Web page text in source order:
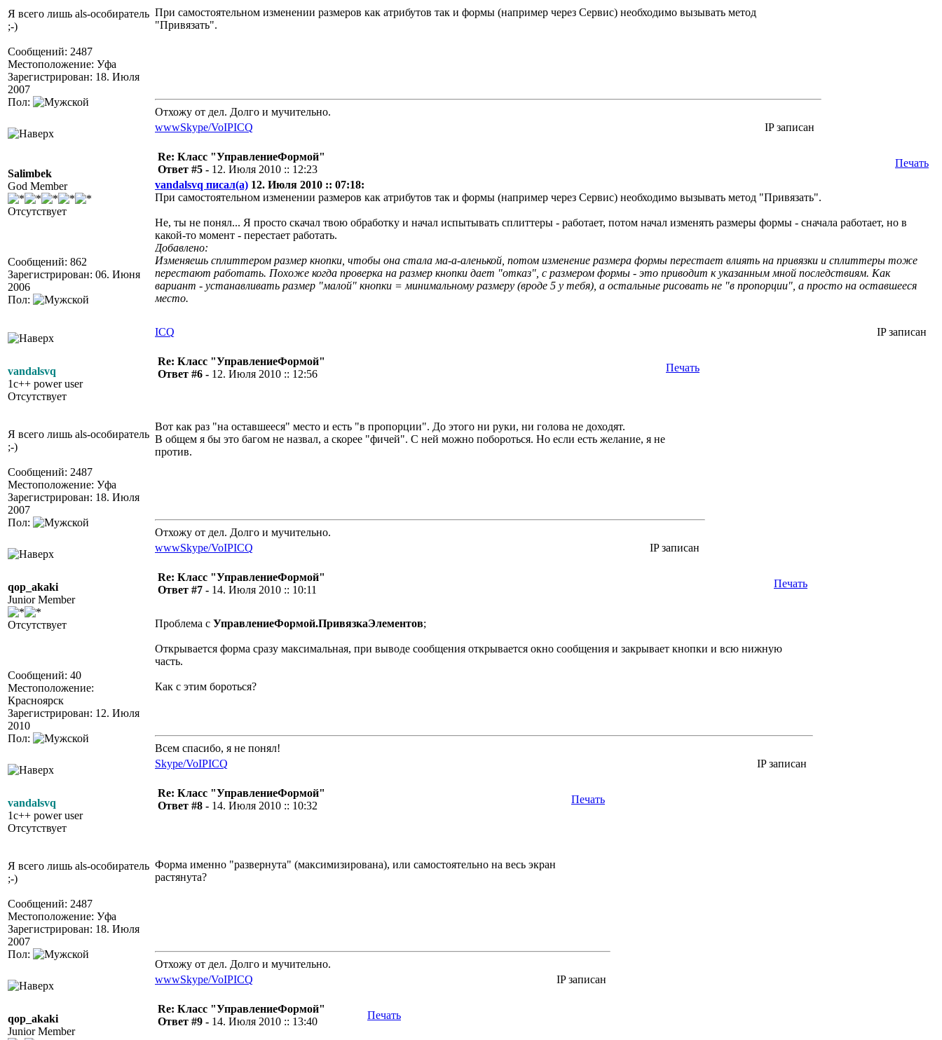
Я всего лишь als-особиратель
;-)
Сообщений: 2487
Местоположение: Уфа
Зарегистрирован: 18. Июля
2007
Пол:
При самостоятельном изменении размеров как атрибутов так и формы (например через Сервис) необходимо вызывать метод
"Привязать".
Отхожу от дел. Долго и мучительно.
wwwSkype/VoIPICQ IP записан
Salimbek
God Member
Отсутствует
Сообщений: 862
Зарегистрирован: 06. Июня
2006
Пол:
Re: Класс "УправлениеФормой"
Ответ #5 - 12. Июля 2010 :: 12:23
Печать
vandalsvq писал(а) 12. Июля 2010 :: 07:18:
При самостоятельном изменении размеров как атрибутов так и формы (например через Сервис) необходимо вызывать метод "Привязать".
Не, ты не понял... Я просто скачал твою обработку и начал испытывать сплиттеры - работает, потом начал изменять размеры формы - сначала работает, но в
какой-то момент - перестает работать.
Добавлено:
Изменяешь сплиттером размер кнопки, чтобы она стала ма-а-аленькой, потом изменение размера формы перестает влиять на привязки и сплиттеры тоже
перестают работать. Похоже когда проверка на размер кнопки дает "отказ", с размером формы - это приводит к указанным мной последствиям. Как
вариант - устанавливать размер "малой" кнопки = минимальному размеру (вроде 5 у тебя), а остальные рисовать не "в пропорции", а просто на оставшееся
место.
ICQ IP записан
vandalsvq
1c++ power user
Отсутствует
Я всего лишь als-особиратель
;-)
Сообщений: 2487
Местоположение: Уфа
Зарегистрирован: 18. Июля
2007
Пол:
Re: Класс "УправлениеФормой"
Ответ #6 - 12. Июля 2010 :: 12:56
Печать
Вот как раз "на оставшееся" место и есть "в пропорции". До этого ни руки, ни голова не доходят.
В общем я бы это багом не назвал, а скорее "фичей". С ней можно побороться. Но если есть желание, я не
против.
Отхожу от дел. Долго и мучительно.
wwwSkype/VoIPICQ IP записан
qop_akaki
Junior Member
Отсутствует
Сообщений: 40
Местоположение:
Красноярск
Зарегистрирован: 12. Июля
2010
Пол:
Re: Класс "УправлениеФормой"
Ответ #7 - 14. Июля 2010 :: 10:11
Печать
Проблема с УправлениеФормой.ПривязкаЭлементов;
Открывается форма сразу максимальная, при выводе сообщения открывается окно сообщения и закрывает кнопки и всю нижную
часть.
Как с этим бороться?
Всем спасибо, я не понял!
Skype/VoIPICQ IP записан
vandalsvq
1c++ power user
Отсутствует
Я всего лишь als-особиратель
;-)
Сообщений: 2487
Местоположение: Уфа
Зарегистрирован: 18. Июля
2007
Пол:
Re: Класс "УправлениеФормой"
Ответ #8 - 14. Июля 2010 :: 10:32
Печать
Форма именно "развернута" (максимизирована), или самостоятельно на весь экран
растянута?
Отхожу от дел. Долго и мучительно.
wwwSkype/VoIPICQ IP записан
qop_akaki
Junior Member
Re: Класс "УправлениеФормой"
Ответ #9 - 14. Июля 2010 :: 13:40
Печать